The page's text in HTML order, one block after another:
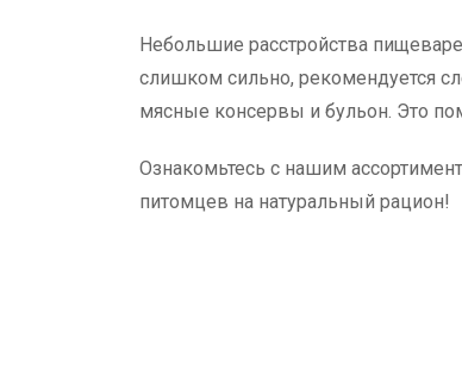
Небольшие расстройства
слишком сильно, рекомендуется
мясные консервы и бульон. Это
Ознакомьтесь с нашим
питомцев на натуральный рацион!